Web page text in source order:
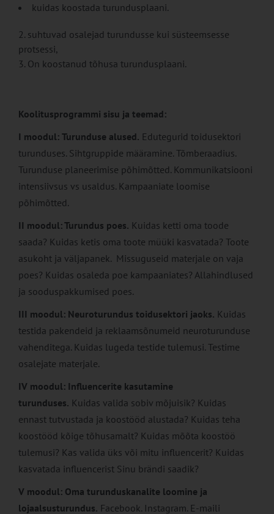
kuidas koostada turundusplaani.
suhtuvad osalejad turundusse kui süsteemsesse
protsessi,
On koostanud tõhusa turundusplaani.
Koolitusprogrammi sisu ja teemad:
I moodul: Turunduse alused. Edutegurid toidusektori
turunduses. Sihtgruppide määramine. Tõmberaadius.
Turunduse planeerimise põhimõtted. Kommunikatsiooni
intensiivsus vs usaldus. Kampaaniate loomise
põhimõtted.
II moodul: Turundus poes. Kuidas ketti oma toode
saada? Kuidas ketis oma toote müüki kasvatada? Toote
asukoht ja väljapanek. Missuguseid materjale on vaja
poes? Kuidas osaleda poe kampaaniates? Allahindlused
ja sooduspakkumised poes.
III moodul: Neuroturundus toidusektori jaoks. Kuidas
testida pakendeid ja reklaamsõnumeid neuroturunduse
vahenditega. Kuidas lugeda testide tulemusi. Testime
osalejate materjale.
IV moodul: Influencerite kasutamine
turunduses. Kuidas valida sobiv mõjuisik? Kuidas
ennast tutvustada ja koostööd alustada? Kuidas teha
koostööd kõige tõhusamalt? Kuidas mõõta koostöö
tulemusi? Kas valida üks või mitu influencerit? Kuidas
kasvatada influencerist Sinu brändi saadik?
V moodul: Oma turunduskanalite loomine ja
lojaalsusturundus. Facebook. Instagram. E-maili